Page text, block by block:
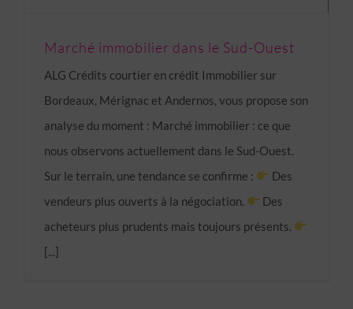
Marché immobilier dans le Sud-Ouest
ALG Crédits courtier en crédit Immobilier sur
Bordeaux, Mérignac et Andernos, vous propose son
analyse du moment : Marché immobilier : ce que
nous observons actuellement dans le Sud-Ouest.
Sur le terrain, une tendance se confirme :
Des
vendeurs plus ouverts à la négociation.
Des
acheteurs plus prudents mais toujours présents.
[...]